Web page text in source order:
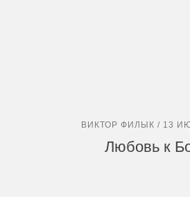
ВИКТОР ФИЛЫК / 13
Любовь к